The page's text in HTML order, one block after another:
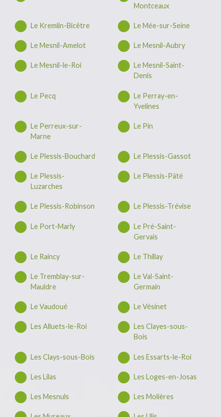
Montceaux
Le Kremlin-Bicêtre Le Mée-sur-Seine
Le Mesnil-Amelot Le Mesnil-Aubry
Le Mesnil-le-Roi
Le Mesnil-Saint-
Denis
Le Pecq
Le Perray-en-
Yvelines
Le Perreux-sur-
Marne
Le Pin
Le Plessis-Bouchard Le Plessis-Gassot
Le Plessis-
Luzarches
Le Plessis-Pâté
Le Plessis-Robinson Le Plessis-Trévise
Le Port-Marly
Le Pré-Saint-
Gervais
Le Raincy Le Thillay
Le Tremblay-sur-
Mauldre
Le Val-Saint-
Germain
Le Vaudoué Le Vésinet
Les Alluets-le-Roi
Les Clayes-sous-
Bois
Les Clays-sous-Bois Les Essarts-le-Roi
Les Lilas Les Loges-en-Josas
Les Mesnuls Les Molières